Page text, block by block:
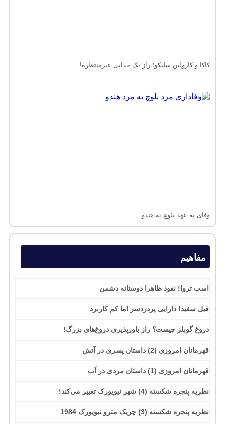
کاکا و کارولین سلیکو؛ راز یک جدایی غیرمنتظره!
وفای به عهد بلوچ به هندو
مفاهیم
اسب تروا! نفوذ ظاهرا دوستانه دشمن
فیل سفید! دارایی پردردسر اما کم کاربرد
دروغ گوبلز چیست؟ راز باورپذیری دروغ‌های بزرگ!
قهرمانان امروزی (2) داستان پسری در آتش
قهرمانان امروزی (1) داستان مردی در آب
نظریه پنجره شکسته (4) شهر نیویورک تغییر می‌کند!
نظریه پنجره شکسته (3) چریک مترو نیویورک 1984